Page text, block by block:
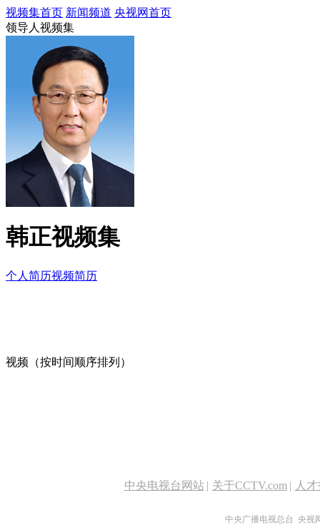
视频集首页 新闻频道 央视网首页
领导人视频集
韩正视频集
个人简历视频简历
视频（按时间顺序排列）
中央电视台网站 | 关于CCTV.com | 人
中央广播电视总台 央视